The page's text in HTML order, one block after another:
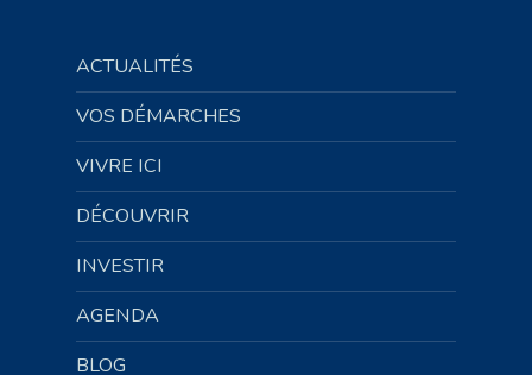
ACTUALITÉS
VOS DÉMARCHES
VIVRE ICI
DÉCOUVRIR
INVESTIR
AGENDA
BLOG